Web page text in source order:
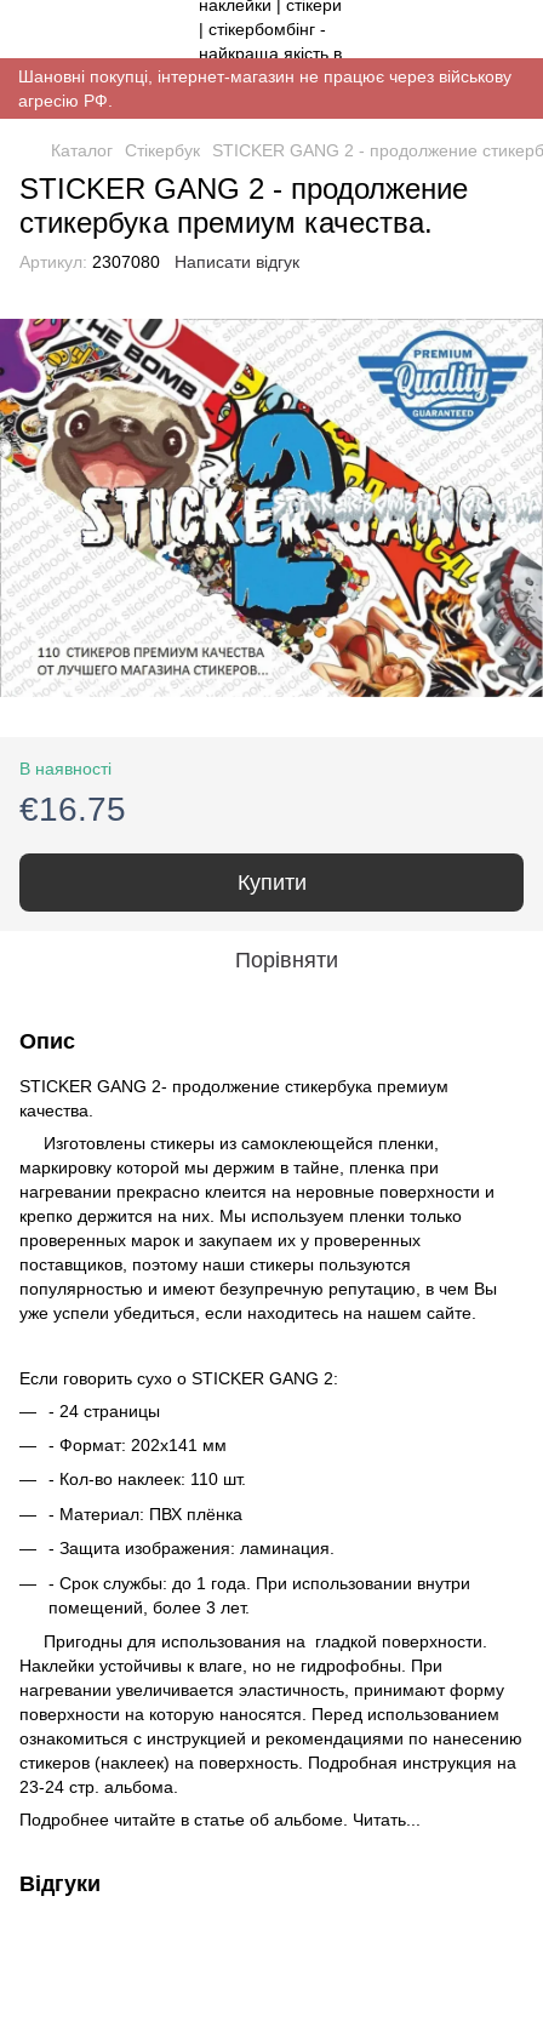
Шановні покупці, інтернет-магазин не працює через військову
агресію РФ.
Каталог Стікербук STICKER GANG 2 - продолжение
STICKER GANG 2 - продолжение
стикербука премиум качества.
Артикул: 2307080 Написати відгук
В наявності
€16.75
Купити
Порівняти
Опис
STICKER GANG 2- продолжение стикербука премиум
качества.
Изготовлены стикеры из самоклеющейся пленки,
маркировку которой мы держим в тайне, пленка при
нагревании прекрасно клеится на неровные поверхности и
крепко держится на них. Мы используем пленки только
проверенных марок и закупаем их у проверенных
поставщиков, поэтому наши стикеры пользуются
популярностью и имеют безупречную репутацию, в чем Вы
уже успели убедиться, если находитесь на нашем сайте.
Если говорить сухо о STICKER GANG 2:
- 24 страницы
- Формат: 202х141 мм
- Кол-во наклеек: 110 шт.
- Материал: ПВХ плёнка
- Защита изображения: ламинация.
- Срок службы: до 1 года. При использовании внутри
помещений, более 3 лет.
Пригодны для использования на гладкой поверхности.
Наклейки устойчивы к влаге, но не гидрофобны. При
нагревании увеличивается эластичность, принимают форму
поверхности на которую наносятся. Перед использованием
ознакомиться с инструкцией и рекомендациями по нанесению
стикеров (наклеек) на поверхность. Подробная инструкция на
23-24 стр. альбома.
Подробнее читайте в статье об альбоме. Читать...
Відгуки